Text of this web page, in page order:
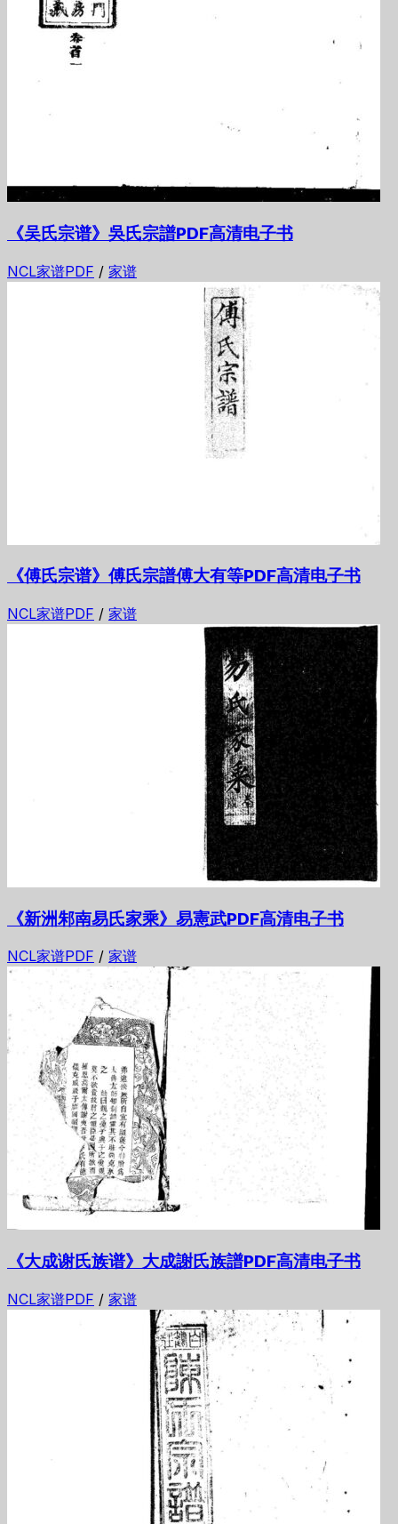
《吴氏宗谱》吳氏宗譜PDF高清电子书
NCL家谱PDF / 家谱
《傅氏宗谱》傅氏宗譜傅大有等PDF高清电子书
NCL家谱PDF / 家谱
《新洲邾南易氏家乘》易憲武PDF高清电子书
NCL家谱PDF / 家谱
《大成谢氏族谱》大成謝氏族譜PDF高清电子书
NCL家谱PDF / 家谱